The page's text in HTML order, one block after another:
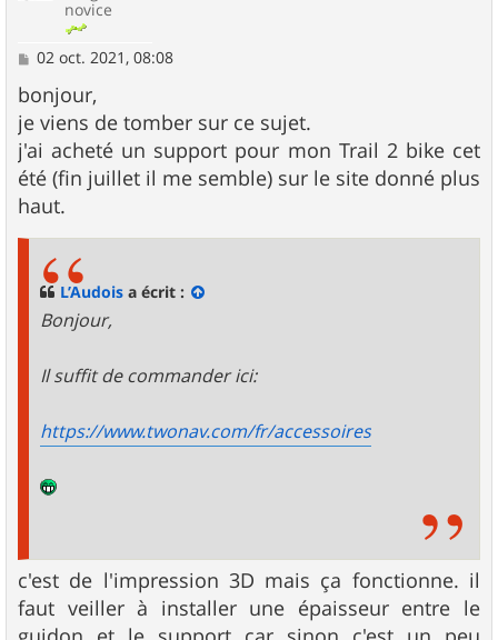
novice
M
s
s
a
g
e
02 oct. 2021, 08:08
bonjour,
je viens de tomber sur ce sujet.
j'ai acheté un support pour mon Trail 2 bike cet
été (fin juillet il me semble) sur le site donné plus
haut.
L’Audois a écrit :
Bonjour,
Il suffit de commander ici:
https://www.twonav.com/fr/accessoires
c'est de l'impression 3D mais ça fonctionne. il
faut veiller à installer une épaisseur entre le